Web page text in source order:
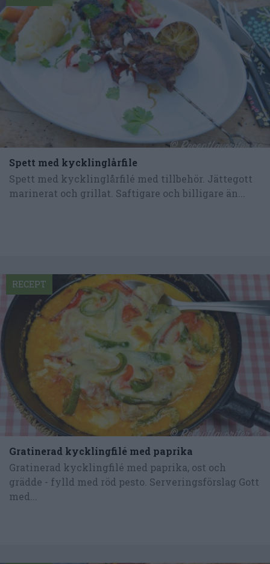
Spett med kycklinglårfile
Spett med kycklinglårfilé med tillbehör. Jättegott
marinerat och grillat. Saftigare och billigare än...
Gratinerad kycklingfilé med paprika
Gratinerad kycklingfilé med paprika, ost och
grädde - fylld med röd pesto. Serveringsförslag Gott
med...
RECEPT